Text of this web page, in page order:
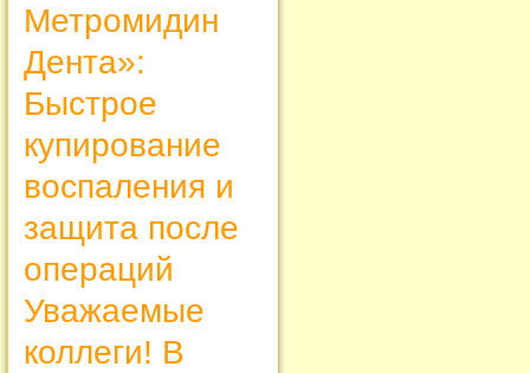
Метромидин
Дента»:
Быстрое
купирование
воспаления и
защита после
операций
Уважаемые
коллеги! В